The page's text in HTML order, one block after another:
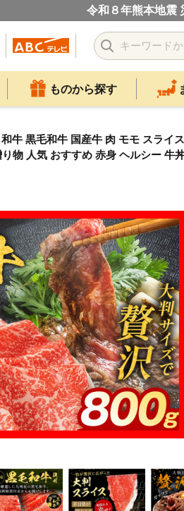
令和８年熊本地震
ものから探す
牛 黒毛和牛 国産牛 肉 モモ スラ
物 人気 おすすめ 赤身 ヘルシー